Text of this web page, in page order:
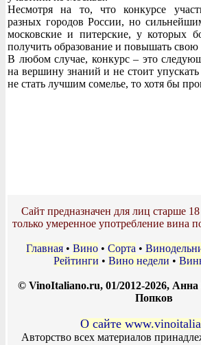
Несмотря на то, что конкурсе
разных городов России, но
московские и питерские, у которых
получить образование и повышать
В любом случае, конкурс – это
на вершину знаний и не стоит
не стать лучшим сомелье, то хотя бы
Сайт предназначен для лиц старше
только умеренное употребление вина
Главная • Вино • Сорта •
Рейтинги • Вино недели •
© VinoItaliano.ru, 01/2012-2026,
Попков
О сайте
Авторство всех материалов